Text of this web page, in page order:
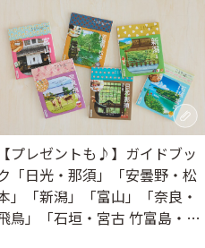
プレゼントも♪】ガイドブッ
「日光・那須」「安曇野・松
」「新潟」「富山」「奈良・
鳥」「石垣・宮古 竹富島・西